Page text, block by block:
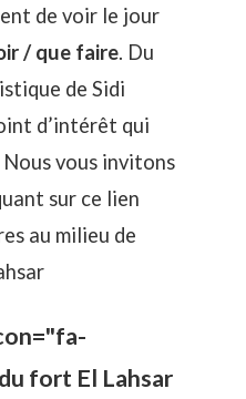
de voir le jour
/ que faire. Du
de Sidi
d’intérêt qui
vous invitons
sur ce lien
au milieu de
fort El Lahsar